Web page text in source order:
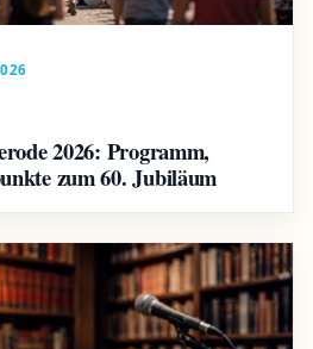
2026: Programm,
zum 60. Jubiläum